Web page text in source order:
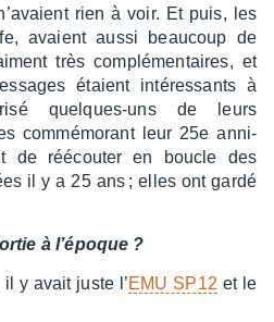
rien à voir. Et puis, les
avaient aussi beau­coup de
très complé­men­taires, et
étaient inté­res­sants à
quelques-uns de leurs
commé­mo­rant leur 25e anni­
de réécou­ter en boucle des
il y a 25 ans ; elles ont gardé
à l’époque ?
y avait juste l’EMU SP12 et le